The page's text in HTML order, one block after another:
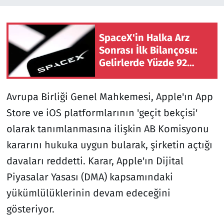
SpaceX'in Halka Arz
Sonrası İlk Bilançosu:
Gelirlerde Yüzde 92
Avrupa Birliği Genel Mahkemesi, Apple'ın App
Store ve iOS platformlarının 'geçit bekçisi'
olarak tanımlanmasına ilişkin AB Komisyonu
kararını hukuka uygun bularak, şirketin açtığı
davaları reddetti. Karar, Apple'ın Dijital
Piyasalar Yasası (DMA) kapsamındaki
yükümlülüklerinin devam edeceğini
gösteriyor.